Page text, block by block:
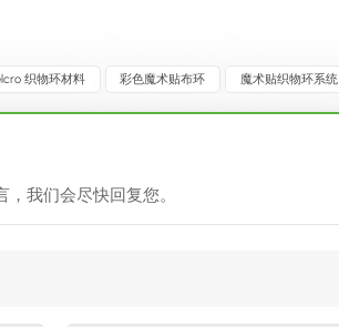
织物环材料 彩色魔术贴布环 魔术贴织物环系统
我们会尽快回复您。